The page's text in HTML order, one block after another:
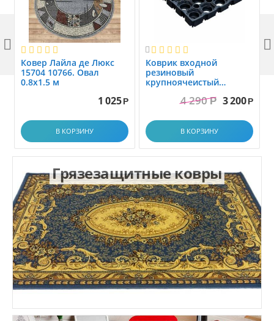
Ковер Лайла де Люкс
15704 10766. Овал
0.8x1.5 м
1 025 Р
В КОРЗИНУ

Коврик вxодной
резиновый
крупноячеистый
1.0x1.5 м4 290 Р 3 200 Р
В КОРЗИНУ
 
Грязезащитные ковры